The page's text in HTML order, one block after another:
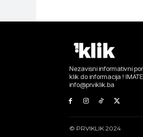
Nezavisni informativni
klik do informacija !
info@prviklik.ba
© PRVIKLIK 2024